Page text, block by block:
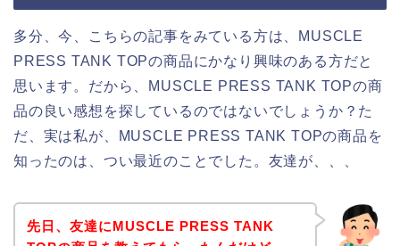
多分、今、こちらの記事をみている方は、MUSCLE
PRESS TANK TOPの商品にかなり興味のある方だと
思います。だから、MUSCLE PRESS TANK TOPの商
品の良い感想を探しているのではないでしょうか？た
だ、実は私が、MUSCLE PRESS TANK TOPの商品を
知ったのは、つい最近のことでした。友達が、、、
先日、友達にMUSCLE PRESS TANK